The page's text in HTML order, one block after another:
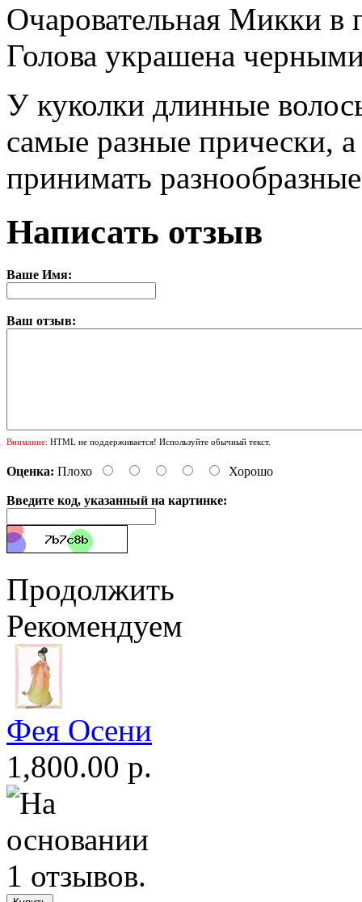
Очаровательная Микки
Голова украшена
У куколки длинные
самые разные прически,
принимать
Написать отзыв
Ваше Имя:
Ваш отзыв:
Внимание: HTML не поддерживается! Используйте обычный текст.
Оценка: Плохо Хорошо
Введите код, указанный на картинке:
Продолжить
Рекомендуем
Фея Осени
1,800.00 р.